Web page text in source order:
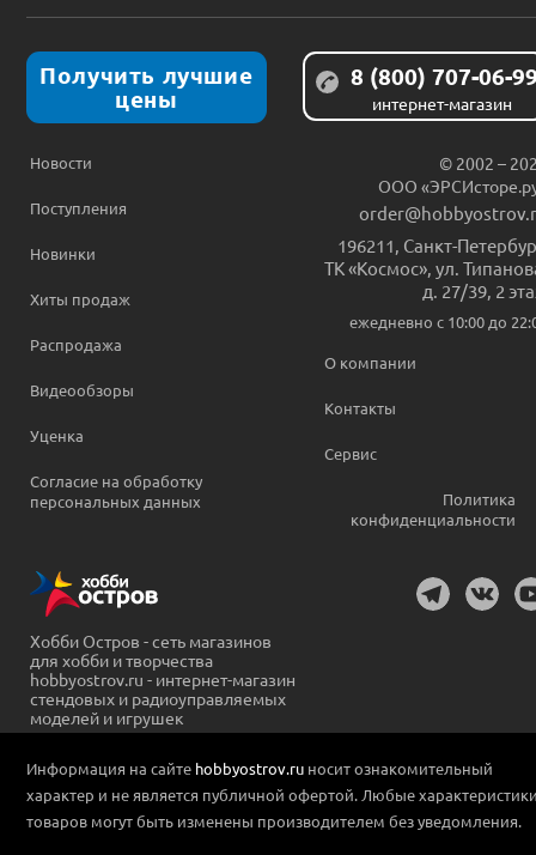
Получить лучшие
цены
8 (800) 707-06-
интернет-магазин
Новости
Поступления
Новинки
Хиты продаж
Распродажа
Видеообзоры
Уценка
Согласие на обработку
персональных данных
© 2002 –
ООО
196211 Санкт-
ТК «Космос», ул.
д. 27/39, 2
ежедневно c 10:00 до
О компании
Контакты
Сервис
Политика
конфиденциальности
Хобби Остров - сеть магазинов
для хобби и творчества
hobbyostrov.ru - интернет-магазин
стендовых и радиоуправляемых
моделей и игрушек
Информация на сайте hobbyostrov.ru носит ознакомительный
характер и не является публичной офертой. Любые
товаров могут быть изменены производителем без уведомления.